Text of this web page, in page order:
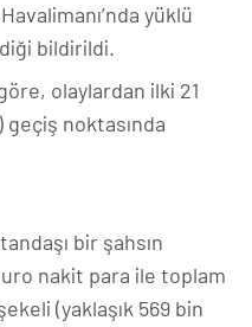
yüklü
bildirildi.
olaylardan ilki 21
geçiş noktasında
bir şahsın
nakit para ile toplam
(yaklaşık 569 bin